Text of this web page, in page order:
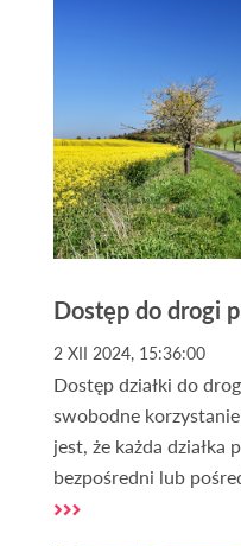
Dostęp do drogi
2 XII 2024, 15:36:00
Dostęp działki do
swobodne
jest, że każda działka
bezpośredni lub
szczególności w